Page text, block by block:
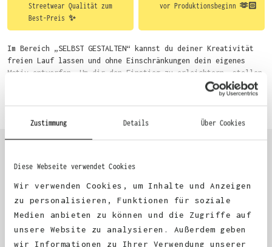
Zustimmung Details Über Cookies
Diese Webseite verwendet Cookies
Wir verwenden Cookies, um Inhalte und Anzeigen
zu personalisieren, Funktionen für soziale
Medien anbieten zu können und die Zugriffe auf
unsere Website zu analysieren. Außerdem geben
wir Informationen zu Ihrer Verwendung unserer
Streetwear Qualität zum
Best-Preis ✨
vor Produktionsbeginn 🫶🏻
Im Bereich „SELBST GESTALTEN“ kannst du deiner Kreativität
freien Lauf lassen und ohne Einschränkungen dein eigenes
Motiv entwerfen. Um dir den Einstieg zu erleichtern, stellen
wir eine von unseren Designern vorgefertigte Vorlage bereit.
Wähle einfach deine Wunsch-Produkte auf dieser Seite aus und
du auch bequem über das Bestellformular, per E-Mail oder
KUNDEN FEEDBACK 🫶
Excellent